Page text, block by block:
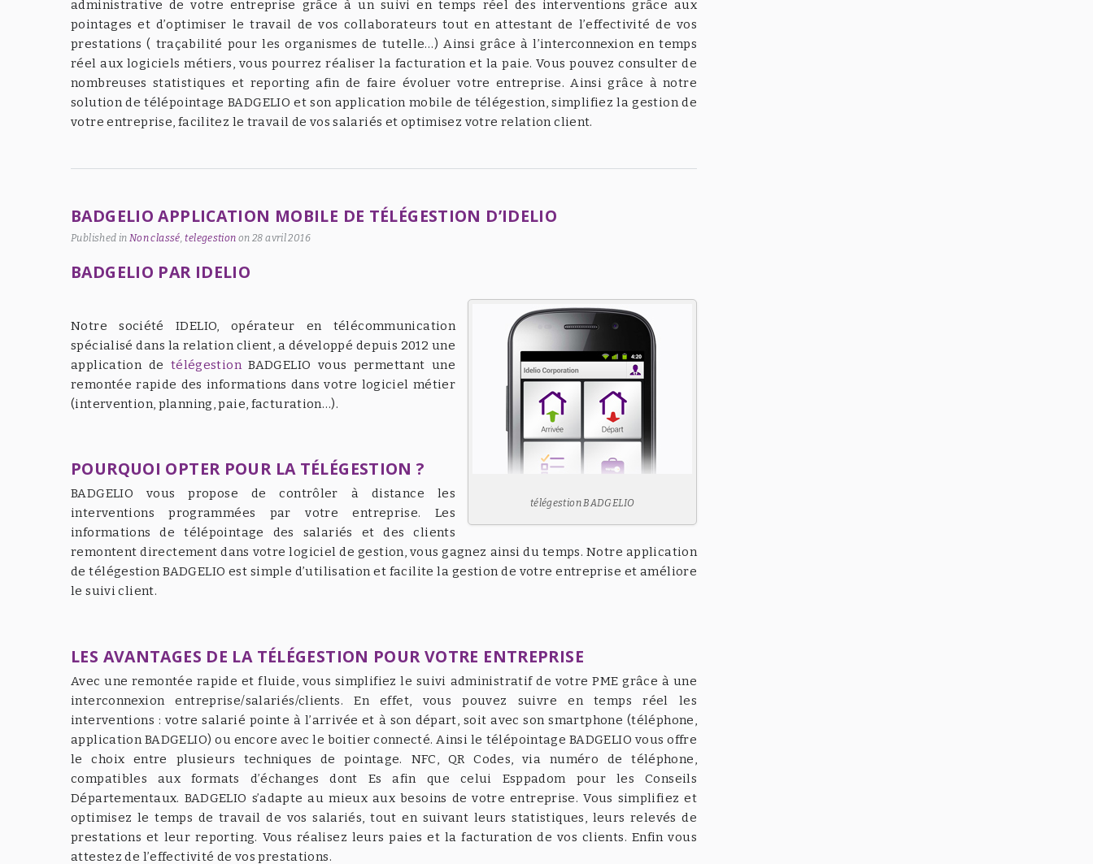
administrative de votre entreprise grâce à un suivi en temps réel des interventions grâce aux
pointages et d’optimiser le travail de vos collaborateurs tout en attestant de l’effectivité de vos
prestations ( traçabilité pour les organismes de tutelle…) Ainsi grâce à l’interconnexion en temps
réel aux logiciels métiers, vous pourrez réaliser la facturation et la paie. Vous pouvez consulter de
nombreuses statistiques et reporting afin de faire évoluer votre entreprise. Ainsi grâce à notre
solution de télépointage BADGELIO et son application mobile de télégestion, simplifiez la gestion de
votre entreprise, facilitez le travail de vos salariés et optimisez votre relation client.
BADGELIO APPLICATION MOBILE DE TÉLÉGESTION D’IDELIO
Published in Non classé ,telegestion on 28 avril 2016
BADGELIO PAR IDELIO
télégestion BADGELIO
Notre société IDELIO, opérateur en télécommunication
spécialisé dans la relation client, a développé depuis 2012 une
application de télégestionBADGELIO vous permettant une
remontée rapide des informations dans votre logiciel métier
(intervention, planning, paie, facturation…).
POURQUOI OPTER POUR LA TÉLÉGESTION ?
BADGELIO vous propose de contrôler à distance les
interventions programmées par votre entreprise. Les
informations de télépointage des salariés et des clients
remontent directement dans votre logiciel de gestion, vous gagnez ainsi du temps. Notre application
de télégestion BADGELIO est simple d’utilisation et facilite la gestion de votre entreprise et améliore
le suivi client.
LES AVANTAGES DE LA TÉLÉGESTION POUR VOTRE ENTREPRISE
Avec une remontée rapide et fluide, vous simplifiez le suivi administratif de votre PME grâce à une
interconnexion entreprise/salariés/clients. En effet, vous pouvez suivre en temps réel les
interventions : votre salarié pointe à l’arrivée et à son départ, soit avec son smartphone (téléphone,
application BADGELIO) ou encore avec le boitier connecté. Ainsi le télépointage BADGELIO vous offre
le choix entre plusieurs techniques de pointage. NFC, QR Codes, via numéro de téléphone,
compatibles aux formats d’échanges dont Es afin que celui Esppadom pour les Conseils
Départementaux. BADGELIO s’adapte au mieux aux besoins de votre entreprise. Vous simplifiez et
optimisez le temps de travail de vos salariés, tout en suivant leurs statistiques, leurs relevés de
prestations et leur reporting. Vous réalisez leurs paies et la facturation de vos clients. Enfin vous
attestez de l’effectivité de vos prestations.